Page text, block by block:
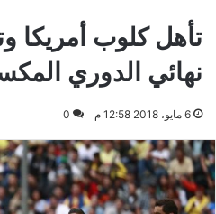
تأهل كلوب أمريكا
نهائي الدوري
6 مايو، 2018 12:58 م 0